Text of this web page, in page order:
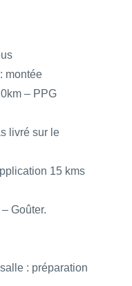
montée
– PPG
livré sur le
15 kms
Goûter.
: préparation